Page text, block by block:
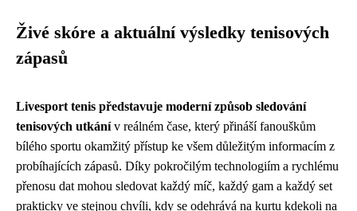
Živé skóre a aktuální výsledky tenisových
zápasů
Livesport tenis představuje moderní způsob sledování
tenisových utkánív reálném čase, který přináší fanouškům
bílého sportu okamžitý přístup ke všem důležitým informacím z
probíhajících zápasů. Díky pokročilým technologiím a rychlému
přenosu dat mohou sledovat každý míč, každý gam a každý set
prakticky ve stejnou chvíli, kdy se odehrává na kurtu kdekoli na